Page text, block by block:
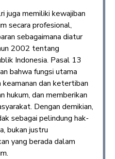
juga memiliki kewajiban
secara profesional,
sebagaimana diatur
2002 tentang
Indonesia. Pasal 13
bahwa fungsi utama
dan ketertiban
hukum, dan memberikan
Dengan demikian,
sebagai pelindung hak-
bukan justru
yang berada dalam